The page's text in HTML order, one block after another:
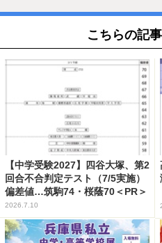
こちらの記
【中学受験2027】四谷大塚、第2
回合不合判定テスト（7/5実施）
偏差値…筑駒74・桜蔭70＜PR＞
2026.7.10